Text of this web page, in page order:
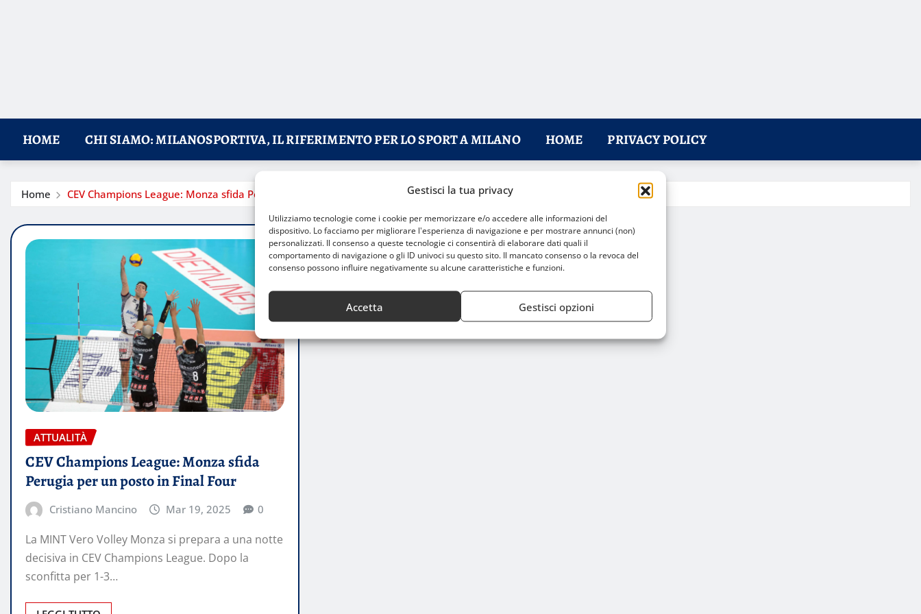
Gestisci la tua privacy
Utilizziamo tecnologie come i cookie per memorizzare e/o accedere alle informazioni del
dispositivo. Lo facciamo per migliorare l'esperienza di navigazione e per mostrare annunci (non)
personalizzati. Il consenso a queste tecnologie ci consentirà di elaborare dati quali il
comportamento di navigazione o gli ID univoci su questo sito. Il mancato consenso o la revoca del
consenso possono influire negativamente su alcune caratteristiche e funzioni.
Accetta Gestisci opzioni
HOME CHI SIAMO: MILANOSPORTIVA, IL RIFERIMENTO PER LO SPORT A MILANO HOME PRIVACY POLICY
Home CEV Champions League: Monza sfida Perugia per un posto in Final Four
ATTUALITÀ
CEV Champions League: Monza sfida
Perugia per un posto in Final Four
Cristiano Mancino Mar 19, 2025 0
La MINT Vero Volley Monza si prepara a una notte
decisiva in CEV Champions League. Dopo la
sconfitta per 1-3…